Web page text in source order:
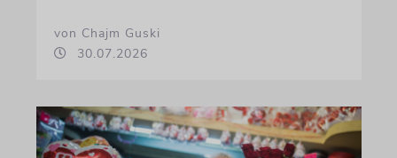
von Chajm Guski
30.07.2026